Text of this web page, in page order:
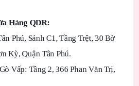
Hàng QDR:
Phú, Sảnh C1, Tầng Trệt, 30 Bờ
Kỳ, Quận Tân Phú.
Vấp: Tầng 2, 366 Phan Văn Trị,